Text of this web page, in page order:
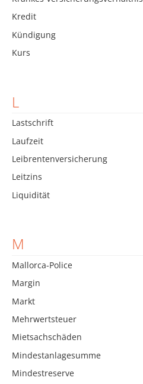
Kredit
Kündigung
Kurs
L
Lastschrift
Laufzeit
Leibrentenversicherung
Leitzins
Liquidität
M
Mallorca-Police
Margin
Markt
Mehrwertsteuer
Mietsachschäden
Mindestanlagesumme
Mindestreserve